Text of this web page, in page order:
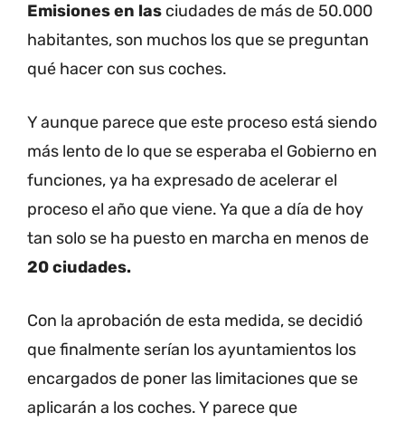
Emisiones en las ciudades de más de 50.000
habitantes, son muchos los que se preguntan
qué hacer con sus coches.
Y aunque parece que este proceso está siendo
más lento de lo que se esperaba el Gobierno en
funciones, ya ha expresado de acelerar el
proceso el año que viene. Ya que a día de hoy
tan solo se ha puesto en marcha en menos de
20 ciudades.
Con la aprobación de esta medida, se decidió
que finalmente serían los ayuntamientos los
encargados de poner las limitaciones que se
aplicarán a los coches. Y parece que